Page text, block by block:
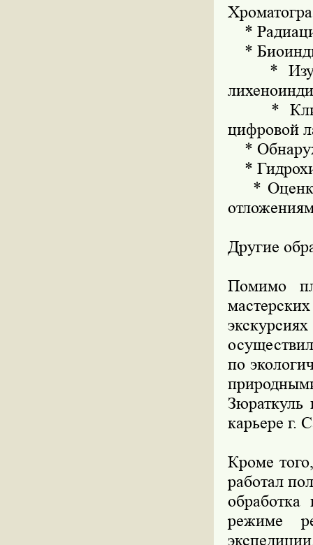
*
*
*
*
цифровой
*
*
* Оценка
Другие
Помимо
по
Зюраткуль
карьере г.
Кроме
работал
режиме